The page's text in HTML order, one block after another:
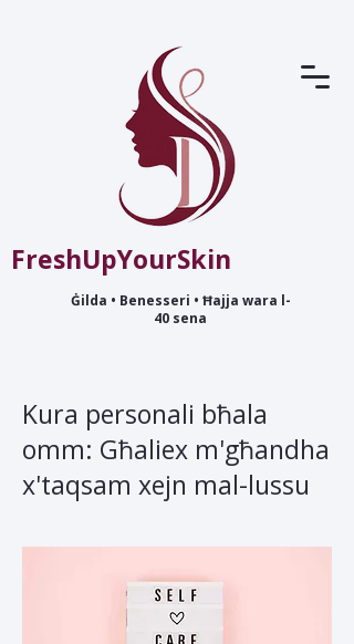
FreshUpYourSkin
Ġilda • Benesseri • Ħajja wara l-
40 sena
Kura personali bħala
omm: Għaliex m'għandha
x'taqsam xejn mal-lussu